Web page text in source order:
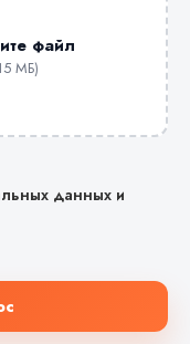
файл
МБ)
данных и